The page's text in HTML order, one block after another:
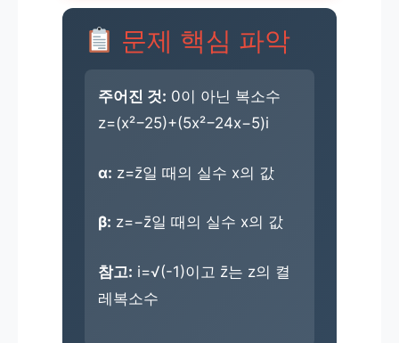
문제 핵심 파악
주어진 것: 0이 아닌 복소수
z=(x²−25)+(5x²−24x−5)i
α: z=z̄일 때의 실수 x의 값
β: z=−z̄일 때의 실수 x의 값
참고: i=√(-1)이고 z̄는 z의 켤
레복소수